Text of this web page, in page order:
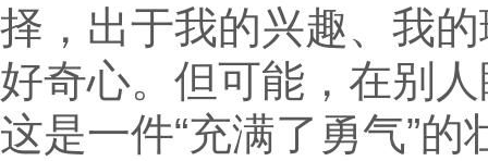
择，出于我的兴趣、我
好奇心。但可能，在别
这是一件“充满了勇气”的